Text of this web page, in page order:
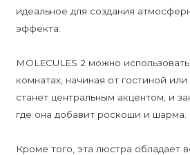
идеальное для создания
эффекта.
MOLECULES 2 можно
комнатах, начиная от гостиной
станет центральным акцентом, и
где она добавит роскоши и шарма.
Кроме того, эта люстра обладает